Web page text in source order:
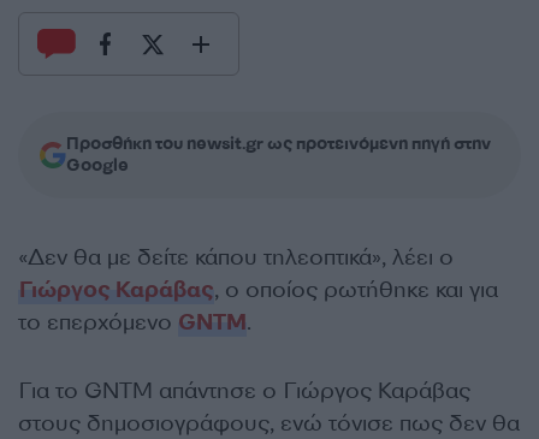
Προσθήκη του newsit.gr ως προτεινόμενη πηγή στην
Google
«Δεν θα με δείτε κάπου τηλεοπτικά», λέει ο
Γιώργος Καράβας, ο οποίος ρωτήθηκε και για
το επερχόμενο GNTM.
Για το GNTM απάντησε ο Γιώργος Καράβας
στους δημοσιογράφους, ενώ τόνισε πως δεν θα